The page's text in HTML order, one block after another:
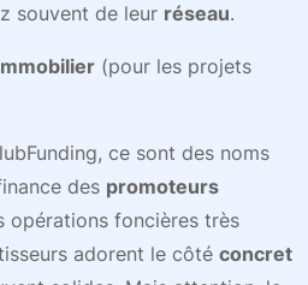
souvent de leur réseau.
(pour les projets
ce sont des noms
des promoteurs
opérations foncières très
adorent le côté concret